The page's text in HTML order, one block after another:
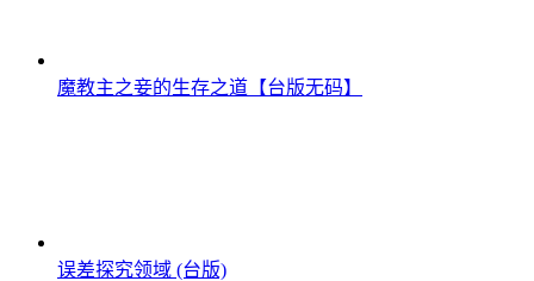
魔教主之妾的生存之道【台版无码】
误差探究领域 (台版)